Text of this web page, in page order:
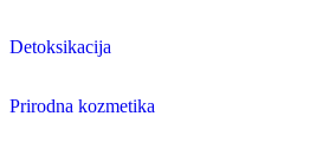
Detoksikacija
Prirodna kozmetika